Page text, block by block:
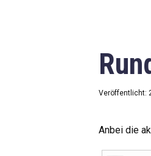
Veröffentlicht:
Anbei die